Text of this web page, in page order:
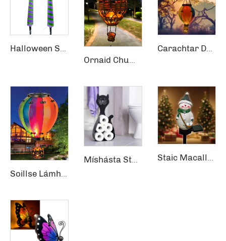
Halloween Seachtrach Acmhainn LED Soláin Witch Legs Ornaimídí Le Cineál Plug Foirmeacha Nollaig Chríosta
Carachtar Déanamh Flaitheas Fliuch Factory Solar Gairdín
Soillse Lámh Flaitiúnach Ballóin Aer Décora Gairdín Tabhairne Soillse Ballóin Aer
Míshásta Stóras Roll Páipéar Cloisteach Stóras Metal Stóras Páipéar Tissue Holder Rack